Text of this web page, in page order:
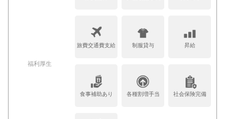
福利厚生
旅費交通費支給 制服貸与 昇給
食事補助あり 各種割増手当 社会保険完備